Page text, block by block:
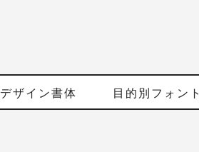
デザイン書体 目的別フォント